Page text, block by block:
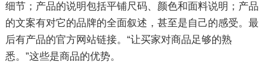
细节；产品的说明包括平铺尺码、颜色和面料说明；产品
的文案有对它的品牌的全面叙述，甚至是自己的感受。最
后有产品的官方网站链接。“让买家对商品足够的熟
悉。”这些是商品的优势。